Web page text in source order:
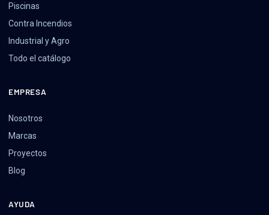
Piscinas
Contra Incendios
Industrial y Agro
Todo el catálogo
EMPRESA
Nosotros
Marcas
Proyectos
Blog
AYUDA